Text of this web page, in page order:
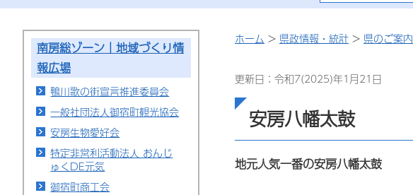
南房総ゾーン｜地域づくり情
報広場
鴨川歌の街宣言推進委員会
一般社団法人御宿町観光協会
安房生物愛好会
特定非営利活動法人 おんじ
ゅくDE元気
御宿町商工会
ホーム > 県政情報・統計 > 県のご案内
更新日：令和7(2025)年1月21日
安房八幡太鼓
地元人気一番の安房八幡太鼓